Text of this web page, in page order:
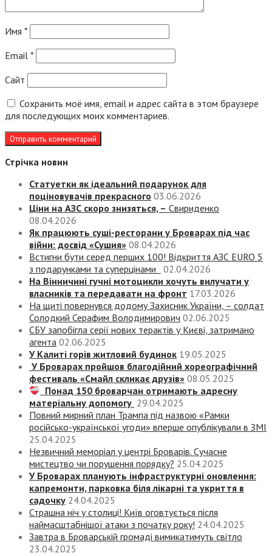
Имя *
Email *
Сайт
Сохранить моё имя, email и адрес сайта в этом браузере
для последующих моих комментариев.
Стрічка новин
Статуетки як ідеальний подарунок для
поціновувачів прекрасного 03.06.2026
Ціни на АЗС скоро знизяться, – Свириденко
08.04.2026
Як працюють суші-ресторани у Броварах під час
війни: досвід «Сушия» 08.04.2026
Встигни бути серед перших 100! Відкриття АЗС EURO 5
з подарунками та суперцінами
02.04.2026
На Вінничині гучні мотоцикли хочуть вилучати у
власників та передавати на фронт 17.03.2026
На щиті повернувся додому Захисник України, – солдат
Солодкий Серафим Володимирович 02.06.2025
СБУ запобігла серії нових терактів у Києві, затримано
агента 02.06.2025
У Калиті горів житловий будинок 19.05.2025
У Броварах пройшов благодійний хореографічний
фестиваль «Смайл скликає друзів» 08.05.2025
Понад 150 броварчан отримають адресну
матеріальну допомогу 29.04.2025
Повний мирний план Трампа під назвою «‎Рамки
російсько-української угоди» вперше опублікували в ЗМІ
25.04.2025
Незвичний меморіал у центрі Броварів. Сучасне
мистецтво чи порушення порядку? 25.04.2025
У Броварах планують інфраструктурні оновлення:
капремонти, парковка біля лікарні та укриття в
садочку 24.04.2025
Страшна ніч у столиці! Київ оговтується після
наймасштабнішої атаки з початку року! 24.04.2025
Завтра в Броварській громаді вимикатимуть світло
23.04.2025